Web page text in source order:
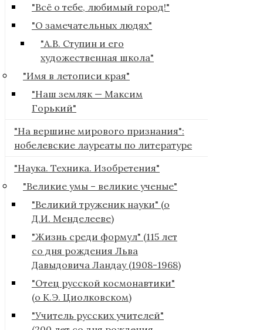
"Всё о тебе, любимый город!"
"О замечательных людях"
"А.В. Ступин и его
художественная школа"
"Имя в летописи края"
"Наш земляк — Максим
Горький"
"На вершине мирового признания":
нобелевские лауреаты по литературе
"Наука. Техника. Изобретения"
"Великие умы – великие ученые"
"Великий труженик науки" (о
Д.И. Менделееве)
"Жизнь среди формул" (115 лет
со дня рождения Льва
Давыдовича Ландау (1908-1968)
"Отец русской космонавтики"
(о К.Э. Циолковском)
"Учитель русских учителей"